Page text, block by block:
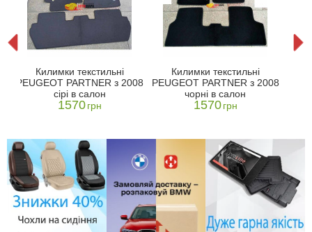
Килимки текстильні
PEUGEOT PARTNER з 2008
сірі в салон
1570 грн
Килимки текстильні
PEUGEOT PARTNER з 2008
чорні в салон
1570 грн